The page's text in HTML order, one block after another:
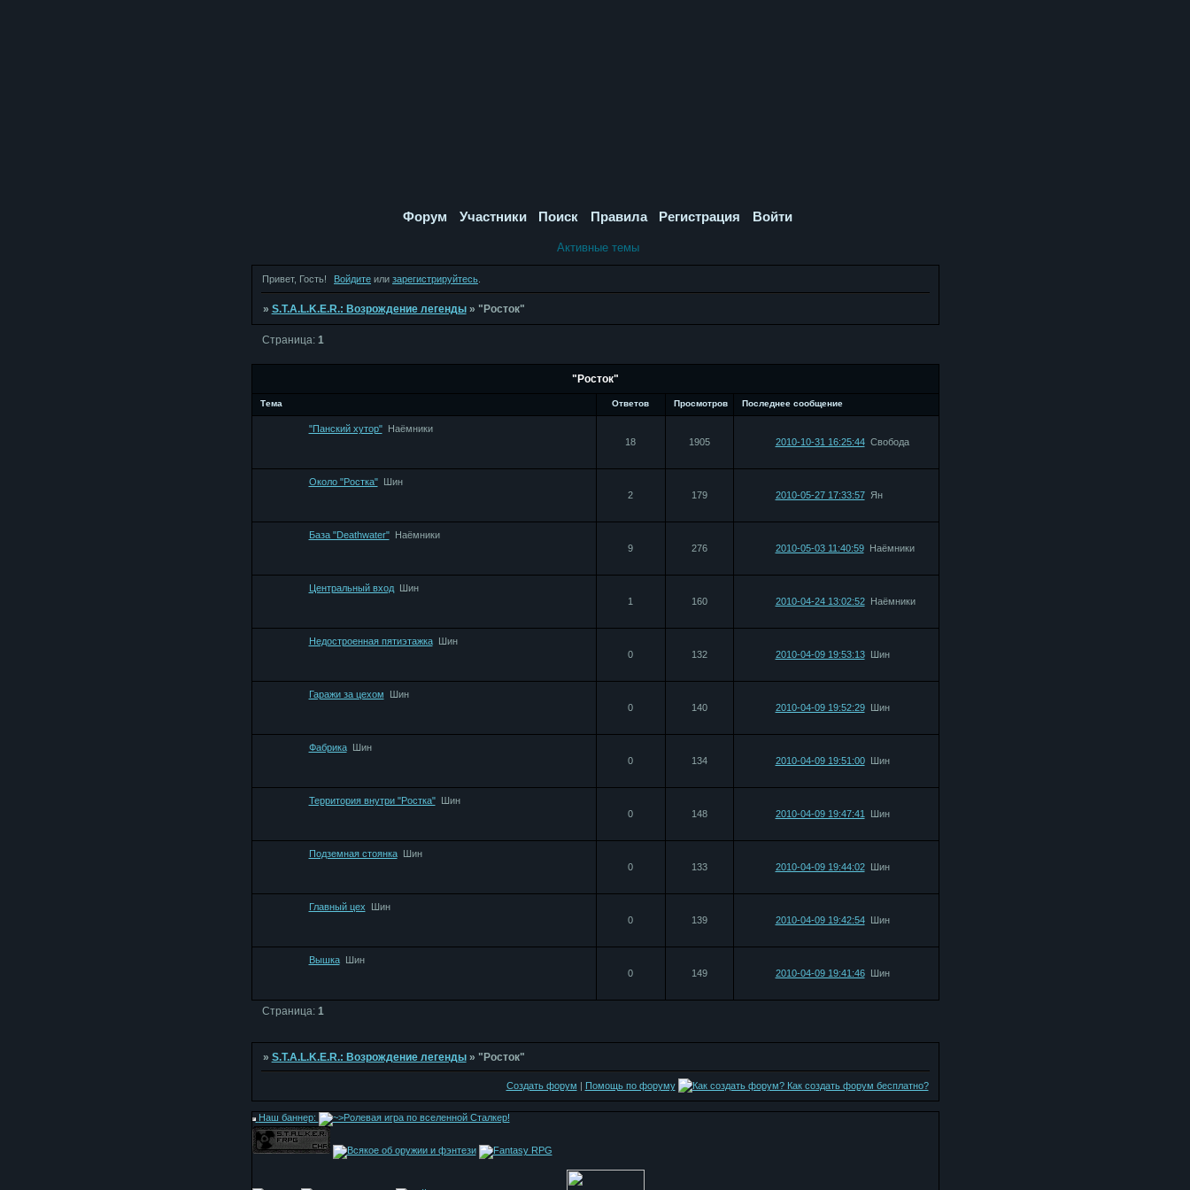
Форум Участники Поиск Правила Регистрация Войти
Активные темы
Привет, Гость! Войдите или зарегистрируйтесь
» S.T.A.L.K.E.R.: Возрождение легенды » "Росток"
"Росток"
Страница: 1
Тема Ответов Просмотров Последнее сообщение
"Панский хутор"
Наёмники
18
1905 2010-10-31 16:25:44 Свобода
Около "Ростка"
Шин
2
179 2010-05-27 17:33:57 Ян
База "Deathwater"
Наёмники
9
276 2010-05-03 11:40:59 Наёмники
Центральный вход
Шин
1
160 2010-04-24 13:02:52 Наёмники
Недостроенная пятиэтажка
Шин
0
132 2010-04-09 19:53:13 Шин
Гаражи за цехом
Шин
0
140 2010-04-09 19:52:29 Шин
Фабрика
Шин
0
134 2010-04-09 19:51:00 Шин
Территория внутри "Ростка"
Шин
0
148 2010-04-09 19:47:41 Шин
Подземная стоянка
Шин
0
133 2010-04-09 19:44:02 Шин
Главный цех
Шин
0
139 2010-04-09 19:42:54 Шин
Вышка
Шин
0
149 2010-04-09 19:41:46 Шин
Страница: 1
» S.T.A.L.K.E.R.: Возрождение легенды » "Росток"
Создать форум | Помощь по форуму
Наш баннер: